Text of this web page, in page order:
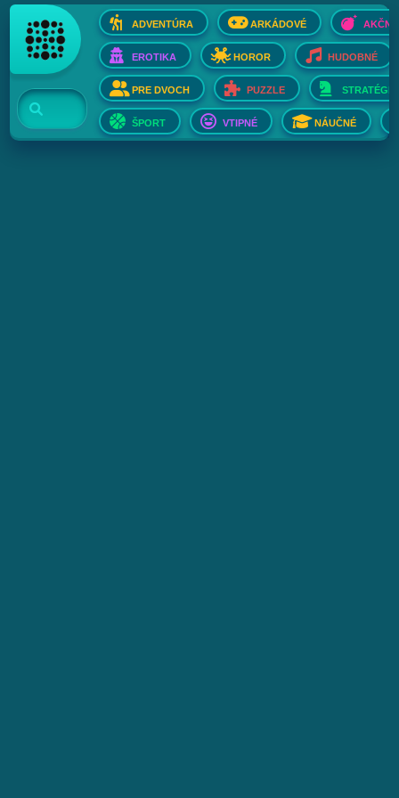
ADVENTÚRA ARKÁDOVÉ AKČNÉ
EROTIKA HOROR HUDOBNÉ
PRE DVOCH PUZZLE STRATÉGIE
ŠPORT VTIPNÉ NÁUČNÉ